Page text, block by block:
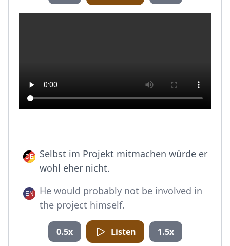
Selbst im Projekt mitmachen würde er
wohl eher nicht.
He would probably not be involved in
the project himself.
0.5x Listen 1.5x